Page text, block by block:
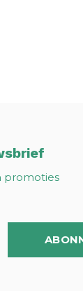
promoties